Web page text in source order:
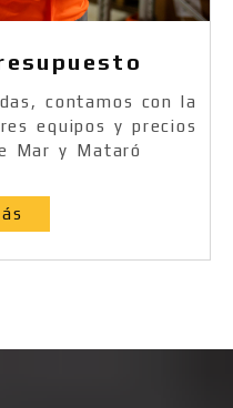
contamos con la
equipos y precios
Mar y Mataró